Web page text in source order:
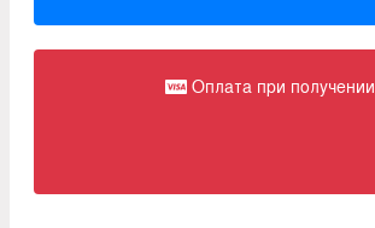
Оплата при получении